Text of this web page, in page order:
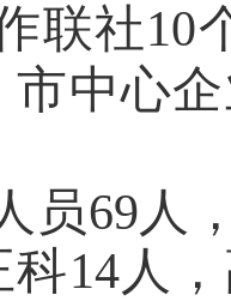
联社10
市中心
员69人
14人